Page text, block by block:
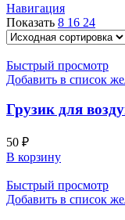
Навигация
Показать 8 16 24
Быстрый просмотр
Добавить в список
Грузик для
50 ₽
В корзину
Быстрый просмотр
Добавить в список